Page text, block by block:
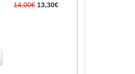
14,00€ 13,30€